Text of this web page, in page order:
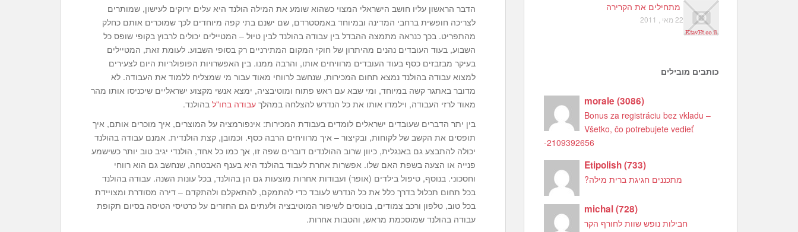
הדבר הראשון עליו חושב הישראלי המצוי כשהוא שומע את המילה הולנד היא עלים ירוקים לעישון, שמותרים
לצריכה חופשית ברחבי המדינה ובמיוחד באמסטרדם, שם ישנם בתי קפה מיוחדים לכך שמוכרים אותם כחלק
מהתפריט. בכך כנראה מתמצה ההבדל בין עבודה בהולנד לבין טיול – המטיילים יכולים לרבוץ בקופי שופס כל
השבוע, בעוד העובדים נהנים מהיתרון של חוקי המקום המתירניים רק בסופי השבוע. לעומת זאת, המטיילים
בעיקר מבזבזים כסף בעוד העובדים מרוויחים אותו, והרבה ממנו. בין האפשרויות הפופולריות היום לצעירים
למצוא עבודה בהולנד נמצא תחום המכירות, שנחשב לרווחי מאוד עבור מי שמצליח ללמוד את העבודה. לא
מדובר באתגר קשה במיוחד, ומי שבא עם ראש פתוח ומוטיבציה, ימצא אנשי מקצוע ישראליים שיכניסו אותו מהר
מאוד לרזי העבודה, וילמדו אותו את כל הנדרש להצלחה במהלך עבודה בחו"ל בהולנד.
בין יתר הדברים שעובדים ישראלים לומדים בעבודת המכירות: אינפורמציה על המוצרים, איך מוכרים אותם, איך
תופסים את הקשב של לקוחות, ובקיצור – איך מרוויחים הרבה כסף. וכמובן, קצת הולנדית. אמנם עבודה בהולנד
יכולה להתבצע גם באנגלית, כיוון שרוב ההולנדים דוברים שפה זו, אך כמו כל אחד, הולנדי יגיב טוב יותר כשישמע
פנייה או הצעה בשפת האם שלו. אפשרות אחרת לעבוד בהולנד היא בענף האבטחה, שנחשב גם הוא רווחי
וחסכוני. בנוסף, טיפול בילדים (אופר) ועבודות אחרות מוצעות גם הן בהולנד, בכל עונות השנה. עבודה בהולנד
בכל תחום תכלול בדרך כלל את כל הנדרש לעובד כדי להתמקם, להתאקלם ולהתקדם – דירה מסודרת ומצויידת
בכל טוב, טלפון ורכב צמודים, בונוסים לשיפור המוטיבציה ולעתים גם החזרים על כרטיסי הטיסה בסיום תקופת
עבודה בהולנד שמוסכמת מראש, והטבות אחרות.
מתחילים את הקרירה
22 מאי , 2011
כותבים מובילים
morale(3086)
Bonus za registráciu bez vkladu –
Všetko, čo potrebujete vedieť
-2109392656
Etipolish(733)
מתכננים חגיגת ברית מילה?
michal(728)
חבילות נופש שוות לחורף הקר